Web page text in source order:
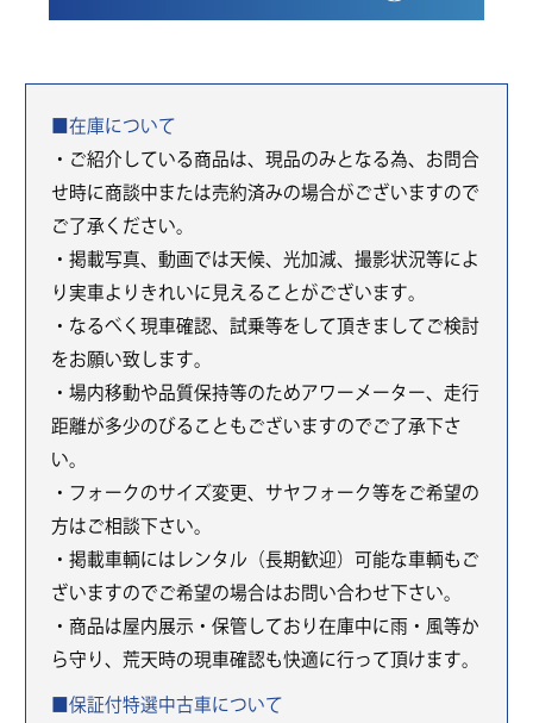
■在庫について
・ご紹介している商品は、現品のみとなる為、お問合
せ時に商談中または売約済みの場合がございますので
ご了承ください。
・掲載写真、動画では天候、光加減、撮影状況等によ
り実車よりきれいに見えることがございます。
・なるべく現車確認、試乗等をして頂きましてご検討
をお願い致します。
・場内移動や品質保持等のためアワーメーター、走行
距離が多少のびることもございますのでご了承下さ
い。
・フォークのサイズ変更、サヤフォーク等をご希望の
方はご相談下さい。
・掲載車輌にはレンタル（長期歓迎）可能な車輌もご
ざいますのでご希望の場合はお問い合わせ下さい。
・商品は屋内展示・保管しており在庫中に雨・風等か
ら守り、荒天時の現車確認も快適に行って頂けます。
■保証付特選中古車について